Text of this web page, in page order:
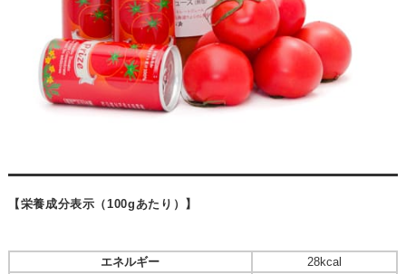
【栄養成分表示（100gあたり）】
エネルギー
28kcal